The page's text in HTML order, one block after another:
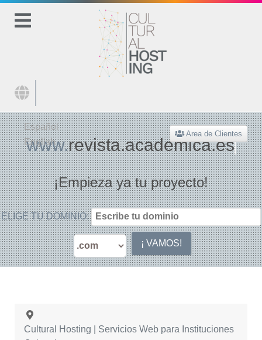
Seleccione su idioma
Español
English
Area de Clientes
www.revista.academic
¡Empieza ya tu proyecto!
ELIGE TU DOMINIO:
Cultural Hosting | Servicios Web para Instituciones